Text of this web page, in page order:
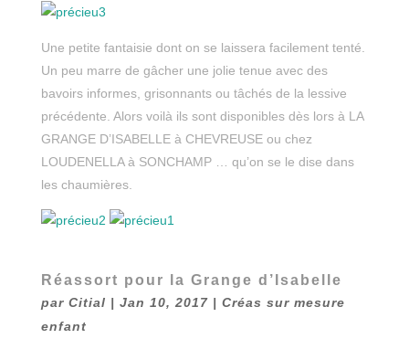
Une petite fantaisie dont on se laissera facilement tenté.
Un peu marre de gâcher une jolie tenue avec des
bavoirs informes, grisonnants ou tâchés de la lessive
précédente. Alors voilà ils sont disponibles dès lors à LA
GRANGE D’ISABELLE à CHEVREUSE ou chez
LOUDENELLA à SONCHAMP … qu’on se le dise dans
les chaumières.
Réassort pour la Grange d’Isabelle
par Citial | Jan 10, 2017| Créas sur mesure
enfant